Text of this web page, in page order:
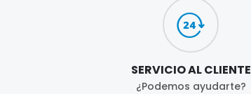
SERVICIO AL CLIENTE
¿Podemos ayudarte?